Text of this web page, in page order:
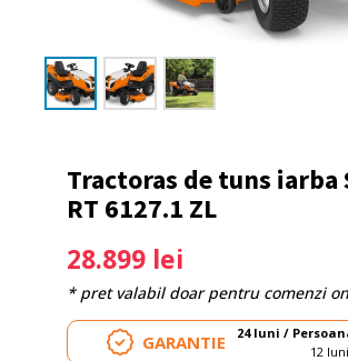
Tractoras de tuns iarba
RT 6127.1 ZL
28.899 lei
* pret valabil doar pentru comenzi
GARANTIE
24 luni /
12